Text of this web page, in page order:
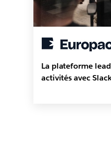
La plateforme
activités avec